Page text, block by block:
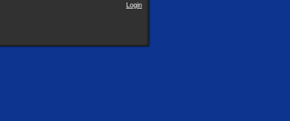
Login